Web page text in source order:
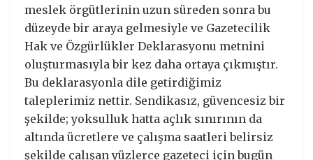
meslek örgütlerinin uzun süreden sonra bu
düzeyde bir araya gelmesiyle ve Gazetecilik
Hak ve Özgürlükler Deklarasyonu metnini
oluşturmasıyla bir kez daha ortaya çıkmıştır.
Bu deklarasyonla dile getirdiğimiz
taleplerimiz nettir. Sendikasız, güvencesiz bir
şekilde; yoksulluk hatta açlık sınırının da
altında ücretlere ve çalışma saatleri belirsiz
şekilde çalışan yüzlerce gazeteci için bugün